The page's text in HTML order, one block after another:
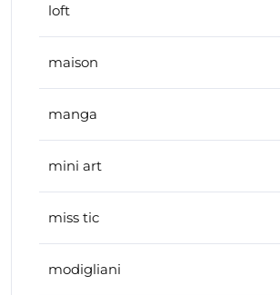
loft
maison
manga
mini art
miss tic
modigliani